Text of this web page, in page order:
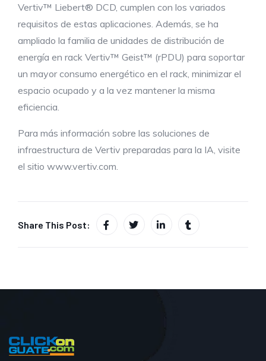
Vertiv™ Liebert® DCD, cumplen con los variados
requisitos de estas aplicaciones. Además, se ha
ampliado la familia de unidades de distribución de
energía en rack Vertiv™ Geist™ (rPDU) para soportar
un mayor consumo energético en el rack, minimizar el
espacio ocupado y a la vez mantener la misma
eficiencia.
Para más información sobre las soluciones de
infraestructura de Vertiv preparadas para la IA, visite
el sitio www.vertiv.com.
Share This Post: